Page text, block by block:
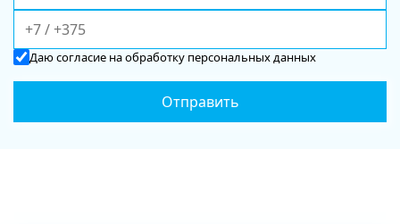
Даюсогласие на обработку персональных данных